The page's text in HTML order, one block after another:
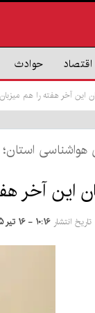
اقتصاد حوادث
این آخر هفته را هم
استان؛
این آخر
تاریخ انتشار ۱۰:۱۶ - ۱۶ تیر ۱۴۰۵